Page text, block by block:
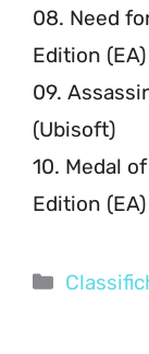
08. Need
Edition (EA)
09.
(Ubisoft)
10. Medal
Edition (EA)